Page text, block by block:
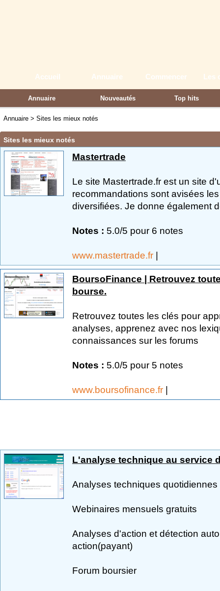
Accueil Annuaire Commencer Les
Annuaire Nouveautés Top hits
Partenaires
Annuaire > Sites les mieux notés
Sites les mieux notés
Mastertrade
Le site Mastertrade.fr est un site
recommandations sont avisées
diversifiées. Je donne également
Notes : 5.0/5 pour 6 notes
www.mastertrade.fr |
BoursoFinance | Retrouvez
bourse.
Retrouvez toutes les clés pour
analyses, apprenez avec nos
connaissances sur les forums
Notes : 5.0/5 pour 5 notes
www.boursofinance.fr |
L'analyse technique au service
Analyses techniques
Webinaires mensuels gratuits
Analyses d'action et détection
action(payant)
Forum boursier